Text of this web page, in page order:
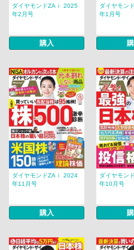
ダイヤモンドZAｉ 2025
年2月号
購入
ダイヤモン
年1月号
ダイヤモンドZAｉ 2024
年11月号
購入
ダイヤモン
年10月号